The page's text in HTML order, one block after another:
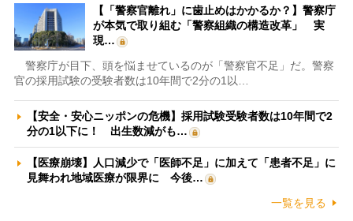
【「警察官離れ」に歯止めはかかるか？】警察庁
が本気で取り組む「警察組織の構造改革」 実
現…
警察庁が目下、頭を悩ませているのが「警察官不足」だ。警察
官の採用試験の受験者数は10年間で2分の1以…
【安全・安心ニッポンの危機】採用試験受験者数は10年間で2
分の1以下に！ 出生数減がも…
【医療崩壊】人口減少で「医師不足」に加えて「患者不足」に
見舞われ地域医療が限界に 今後…
一覧を見る